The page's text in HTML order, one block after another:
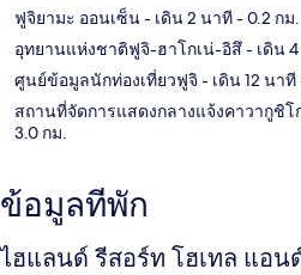
ฟูจิยามะ ออนเซ็น- เดิน 2 นาที- 0.2 กม.
อุทยานแห่งชาติฟูจิ-ฮาโกเน่-อิสึ- เดิน
ศูนย์ข้อมูลนักท่องเที่ยวฟูจิ - เดิน 12 นาที
สถานที่จัดการแสดงกลางแจ้งคาวากูชิโ
3.0 กม.
ข้อมูลที่พัก
ไฮแลนด์ รีสอร์ท โฮเทล แอน